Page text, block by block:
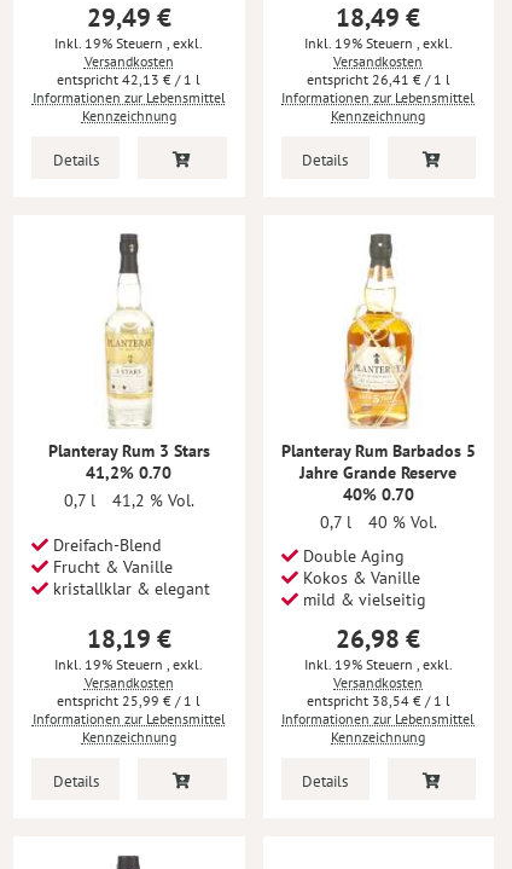
29,49 €
Inkl. 19% Steuern, exkl.
Versandkosten
42,13 € / 1 l
Informationen zur Lebensmittel
Kennzeichnung
Details
18,49 €
Inkl. 19% Steuern , exkl.
Versandkosten
26,41 €/ 1 l
Informationen zur Lebensmittel
Kennzeichnung
Details
Planteray Rum 3 Stars
41,2% 0.70
0,7 l
41,2 % Vol.
Dreifach-Blend
Frucht & Vanille
kristallklar & elegant
18,19 €
Inkl. 19% Steuern
exkl.
Versandkosten
25,99 € / 1 l
Informationen zur Lebensmittel
Kennzeichnung
Details
Planteray Rum Barbados 5
Jahre Grande Reserve
40% 0.70
0,7 l
40 % Vol.
Double Aging
Kokos & Vanille
mild & vielseitig
26,98 €
Inkl. 19% Steuern exkl.
Versandkosten
38,54 € / 1 l
Informationen zur Lebensmittel
Kennzeichnung
Details